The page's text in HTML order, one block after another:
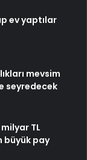
ev yaptılar
mevsim
seyredecek
TL
büyük pay